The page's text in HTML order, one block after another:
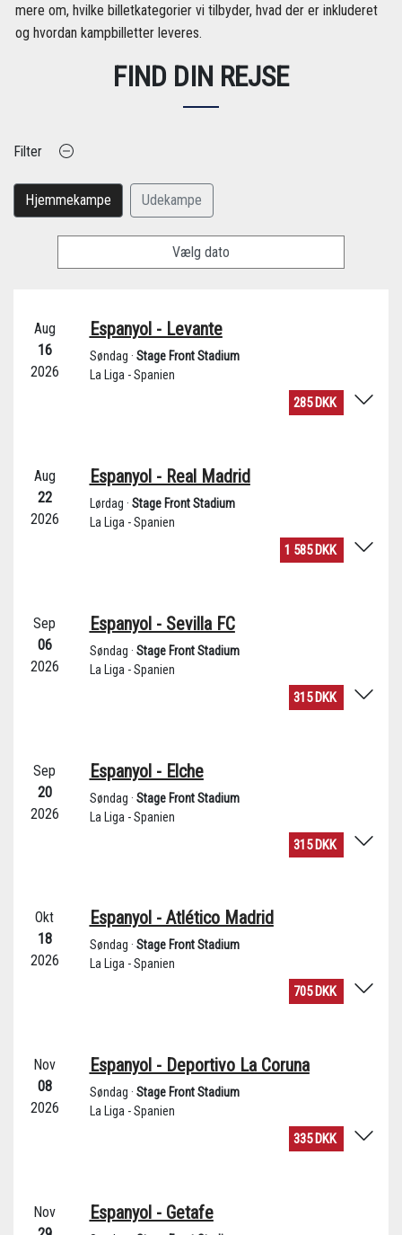
mere om, hvilke billetkategorier vi tilbyder, hvad der er inkluderet
og hvordan kampbilletter leveres.